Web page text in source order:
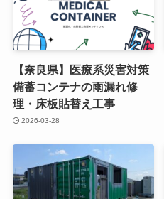
【奈良県】医療系災害対策
備蓄コンテナの雨漏れ修
理・床板貼替え工事
2026-03-28